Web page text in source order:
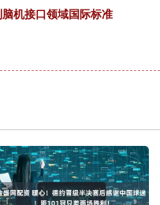
机接口领域国际标准